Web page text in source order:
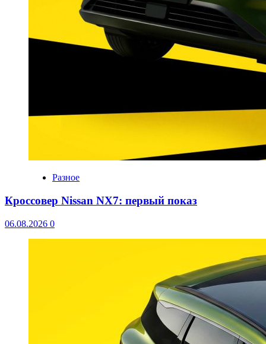
Разное
Кроссовер Nissan NX7: первый показ
06.08.2026 0